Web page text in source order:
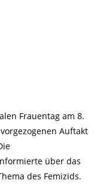
Frauentag am 8.
Auftakt
über das
des Femizids.